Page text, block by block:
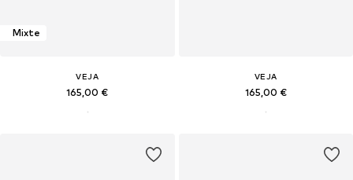
Mixte
VEJA
165,00 €
VEJA
165,00 €